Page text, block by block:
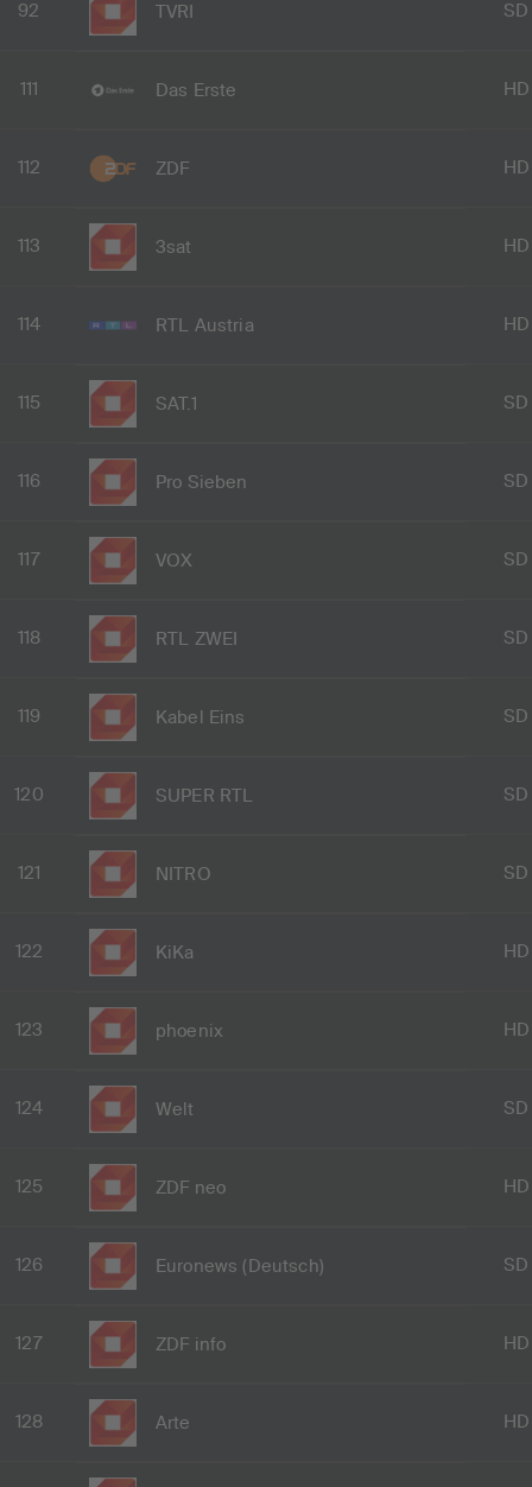
92 TVRI SD
111 Das Erste HD
112 ZDF HD
113 3sat HD
114 RTL Austria HD
115 SAT.1 SD
116 Pro Sieben SD
117 VOX SD
118 RTL ZWEI SD
119 Kabel Eins SD
120 SUPER RTL SD
121 NITRO SD
122 KiKa HD
123 phoenix HD
124 Welt SD
125 ZDF neo HD
126 Euronews (Deutsch) SD
127 ZDF info HD
128 Arte HD